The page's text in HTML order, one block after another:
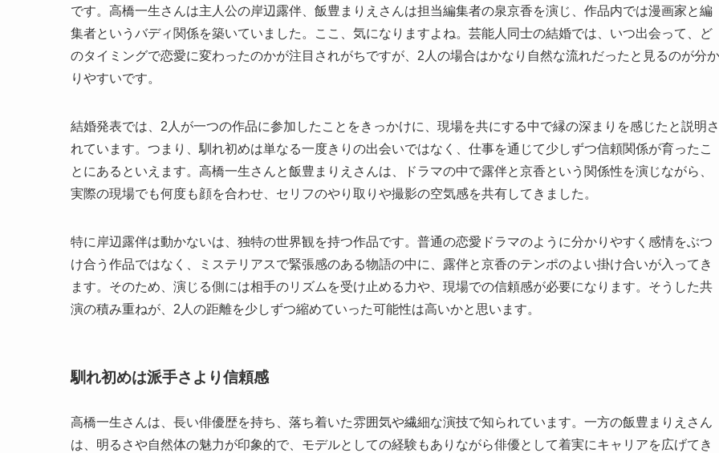
です。高橋一生さんは主人公の岸辺露伴、飯豊まりえさんは担当編集者の泉京香を演じ、作品内では漫画家と編
集者というバディ関係を築いていました。ここ、気になりますよね。芸能人同士の結婚では、いつ出会って、ど
のタイミングで恋愛に変わったのかが注目されがちですが、2人の場合はかなり自然な流れだったと見るのが分か
りやすいです。
結婚発表では、2人が一つの作品に参加したことをきっかけに、現場を共にする中で縁の深まりを感じたと説明さ
れています。つまり、馴れ初めは単なる一度きりの出会いではなく、仕事を通じて少しずつ信頼関係が育ったこ
とにあるといえます。高橋一生さんと飯豊まりえさんは、ドラマの中で露伴と京香という関係性を演じながら、
実際の現場でも何度も顔を合わせ、セリフのやり取りや撮影の空気感を共有してきました。
特に岸辺露伴は動かないは、独特の世界観を持つ作品です。普通の恋愛ドラマのように分かりやすく感情をぶつ
け合う作品ではなく、ミステリアスで緊張感のある物語の中に、露伴と京香のテンポのよい掛け合いが入ってき
ます。そのため、演じる側には相手のリズムを受け止める力や、現場での信頼感が必要になります。そうした共
演の積み重ねが、2人の距離を少しずつ縮めていった可能性は高いかと思います。
馴れ初めは派手さより信頼感
高橋一生さんは、長い俳優歴を持ち、落ち着いた雰囲気や繊細な演技で知られています。一方の飯豊まりえさん
は、明るさや自然体の魅力が印象的で、モデルとしての経験もありながら俳優として着実にキャリアを広げてき